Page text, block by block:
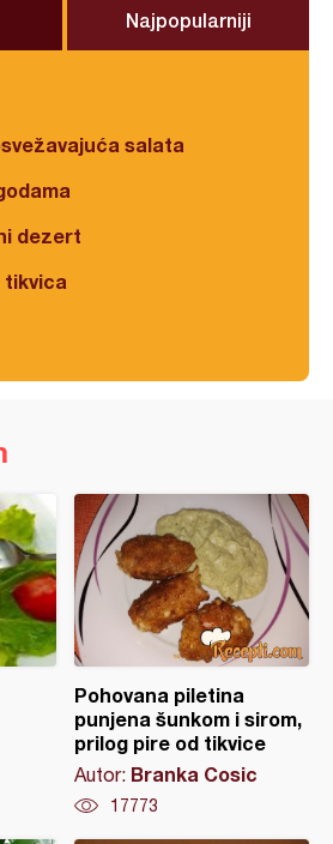
Najpopularniji
salata
dezert
tikvica
Pohovana piletina
punjena šunkom i sirom,
prilog pire od tikvice
Autor: Branka Cosic
17773